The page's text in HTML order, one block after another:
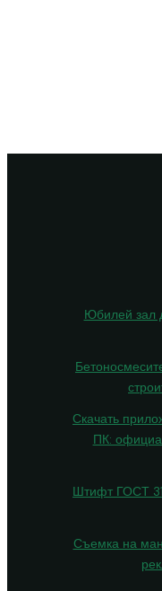
Юбилей зал
Скачать
ПК:
Штифт ГОСТ
Съемка на